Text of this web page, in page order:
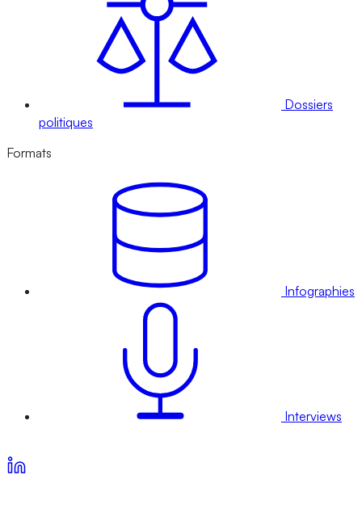
Dossiers
politiques
Formats
Infographies
Interviews